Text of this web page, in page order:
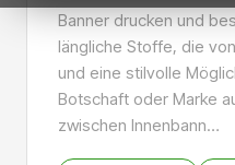
Banner drucken und
längliche Stoffe, die
und eine stilvolle
Botschaft oder Marke
zwischen Innenbann…